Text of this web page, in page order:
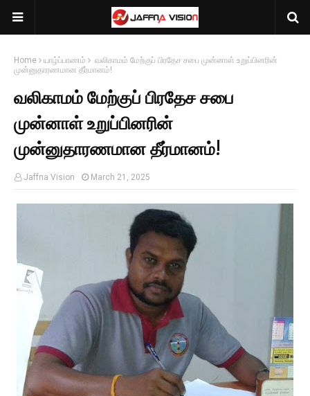
Home யாழ்ப்பாணம்
வலிகாமம் மேற்குப் பிரதேச சபை முன்னாள் உறுப்பினரின்
முன்னுதாரணமான தீர்மானம்!
வலிகாமம் மேற்குப் பிரதேச சபை
முன்னாள் உறுப்பினரின்
முன்னுதாரணமான தீர்மானம்!
Jaffna Vision March 21, 2025